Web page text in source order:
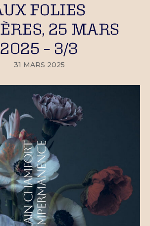
FOLIES
25 MARS
2025 – 3/3
31 MARS 2025